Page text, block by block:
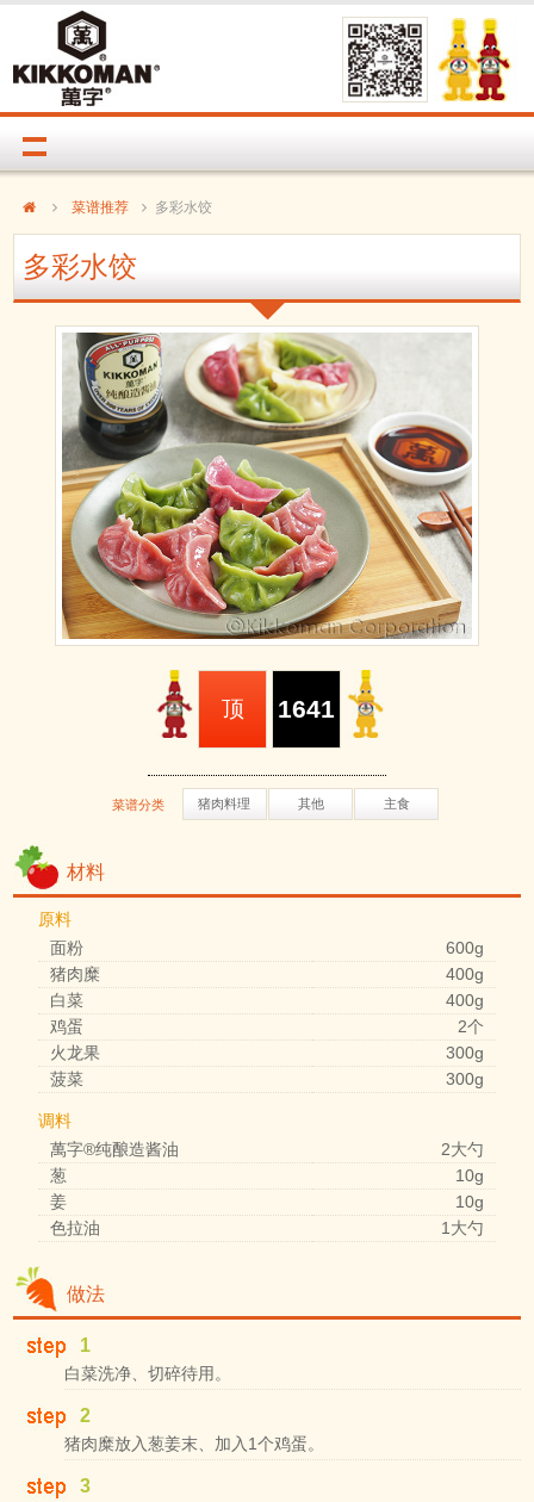
菜谱推荐 多彩水饺
多彩水饺
1641
顶
菜谱分类 猪肉料理 其他 主食
材料
原料
面粉
600g
猪肉糜
400g
白菜
400g
鸡蛋
2个
火龙果
300g
菠菜
300g
调料
萬字®纯酿造酱油
2大勺
葱
10g
姜
10g
色拉油
1大勺
做法
1
白菜洗净、切碎待用。
2
猪肉糜放入葱姜末、加入1个鸡蛋。
3